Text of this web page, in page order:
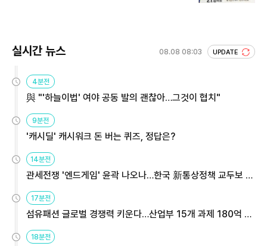
실시간 뉴스 08.08 08:03 UPDATE
4분전
與 "'하늘이법' 여야 공동 발의 괜찮아…그것이 협치"
9분전
'캐시딜' 캐시워크 돈 버는 퀴즈, 정답은?
14분전
관세전쟁 '엔드게임' 윤곽 나오나…한국 新통상정책 교두보 활
용해야
17분전
섬유패션 글로벌 경쟁력 키운다…산업부 15개 과제 180억 지
원
18분전